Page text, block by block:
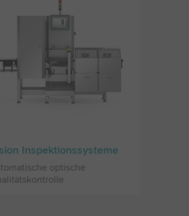
Inspektionssysteme
optische